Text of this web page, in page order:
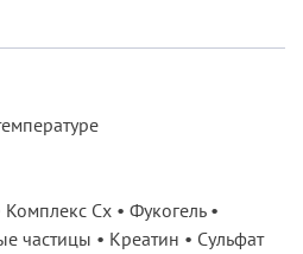
Сх • Фукогель •
частицы • Креатин • Сульфат